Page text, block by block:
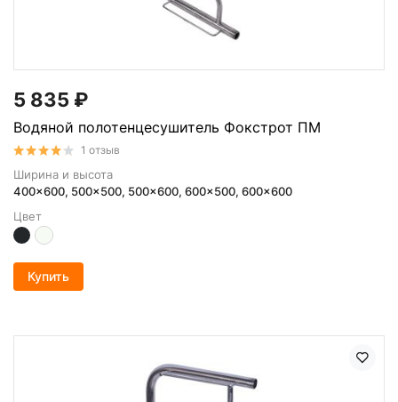
5 835 ₽
Водяной полотенцесушитель Фокстрот ПМ
1 отзыв
Ширина и высота
400x600, 500x500, 500x600, 600x500, 600x600
Цвет
Купить